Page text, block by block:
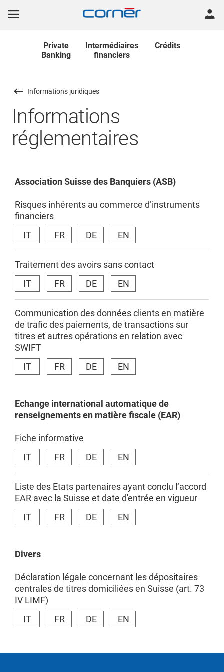
Private
Banking
Intermédiaires
financiers
Crédits
Informations juridiques
Informations
réglementaires
Association Suisse des Banquiers (ASB)
Risques inhérents au commerce d’instruments
financiers
IT
FR DE EN
Traitement des avoirs sans contact
IT
FR DE EN
Communication des données clients en matière
de trafic des paiements, de transactions sur
titres et autres opérations en relation avec
SWIFT
IT
FR DE EN
Echange international automatique de
renseignementsen matièrefiscale (EAR)
Fiche informative
IT
FR DE EN
Liste des Etats partenaires ayant conclu l‘accord
EAR avec la Suisse et date d'entrée en vigueur
IT
FR DE EN
Divers
Déclaration légale concernant les dépositaires
centrales de titres domiciliées en Suisse (art. 73
IV LIMF)
IT
FR DE EN